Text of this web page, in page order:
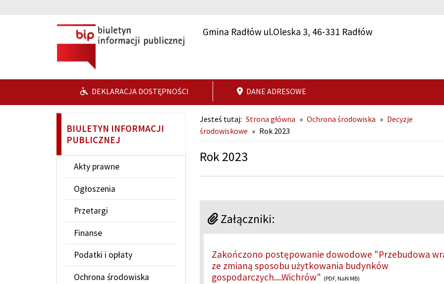
Gmina Radłów ul.Oleska 3, 46-331 Radłów
DEKLARACJA DOSTĘPNOŚCI DANE ADRESOWE
BIULETYN INFORMACJI
PUBLICZNEJ
Akty prawne
Ogłoszenia
Przetargi
Finanse
Podatki i opłaty
Ochrona środowiska
Jesteś tutaj: Strona główna » Ochrona środowiska » Decyzje
środowiskowe » Rok 2023
Rok 2023
Załączniki:
Zakończono postępowanie dowodowe "Przebudowa
ze zmianą sposobu użytkowania budynków
gospodarczych....Wichrów" (PDF, NaN MB)